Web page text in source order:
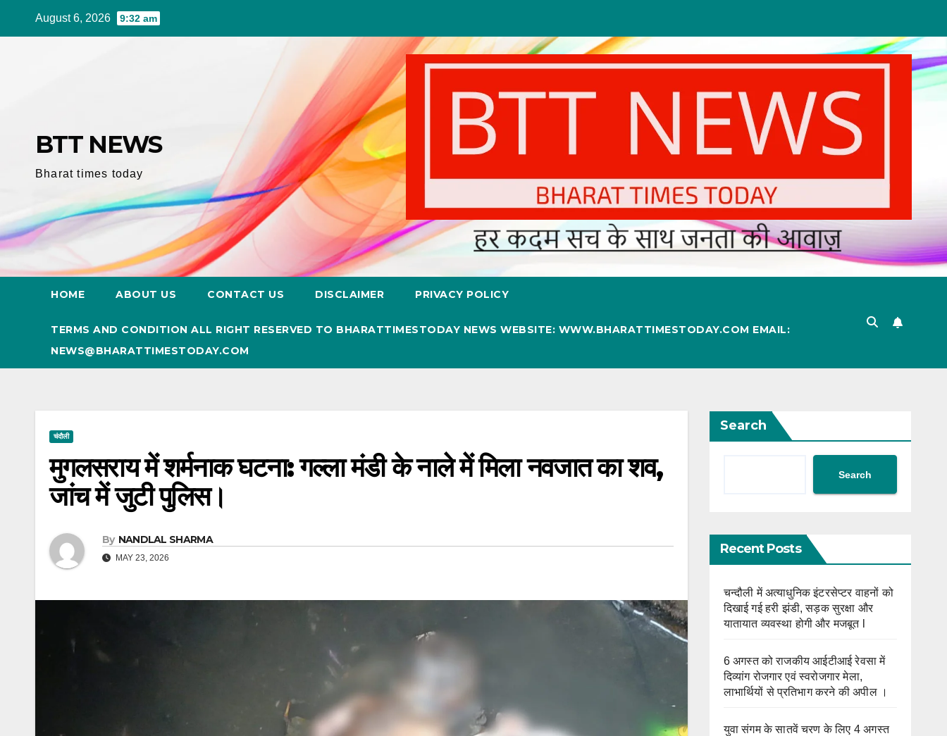
August 6, 2026 9:32 am
BTT NEWS
Bharat times today
HOME ABOUT US CONTACT US DISCLAIMER PRIVACY POLICY
TERMS AND CONDITION ALL RIGHT RESERVED TO BHARATTIMESTODAY NEWS WEBSITE: WWW.BHARATTIMESTODAY.COM EMAIL:
NEWS@BHARATTIMESTODAY.COM
चंदौली
मुगलसराय में शर्मनाक घटना: गल्ला मंडी के नाले में मिला नवजात का शव,
जांच में जुटी पुलिस।
By NANDLAL SHARMA
MAY 23, 2026
Search
Search
Recent Posts
चन्दौली में अत्याधुनिक इंटरसेप्टर वाहनों को
दिखाई गई हरी झंडी, सड़क सुरक्षा और
यातायात व्यवस्था होगी और मजबूत l
6 अगस्त को राजकीय आईटीआई रेवसा में
दिव्यांग रोजगार एवं स्वरोजगार मेला,
लाभार्थियों से प्रतिभाग करने की अपील ।
युवा संगम के सातवें चरण के लिए 4 अगस्त